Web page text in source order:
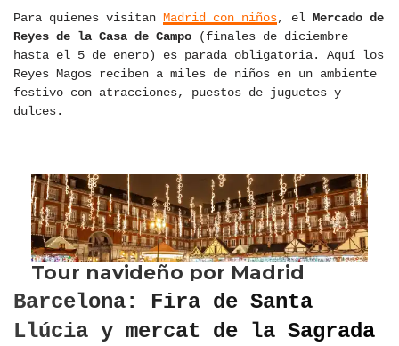
Para quienes visitan Madrid con niños, el Mercado de
Reyes de la Casa de Campo (finales de diciembre
hasta el 5 de enero) es parada obligatoria. Aquí los
Reyes Magos reciben a miles de niños en un ambiente
festivo con atracciones, puestos de juguetes y
dulces.
Barcelona: Fira de Santa
Llúcia y mercat de la Sagrada